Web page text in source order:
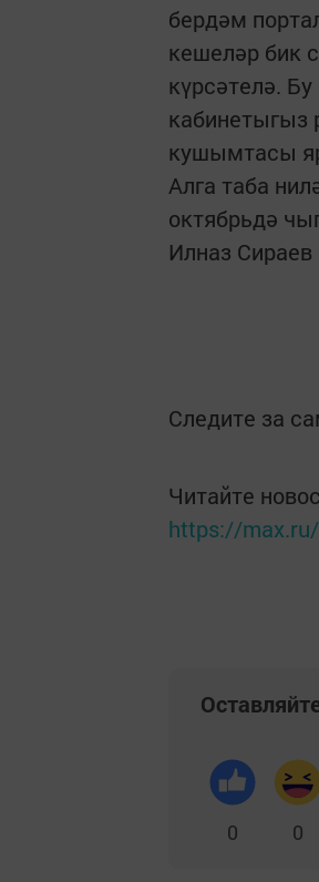
бердәм
кешеләр бик
күрсәтелә.
кабинетыгыз
кушымтасы
Алга таба
октябрьдә
Илназ Сираев
Следите за
Читайте
https://
0 0